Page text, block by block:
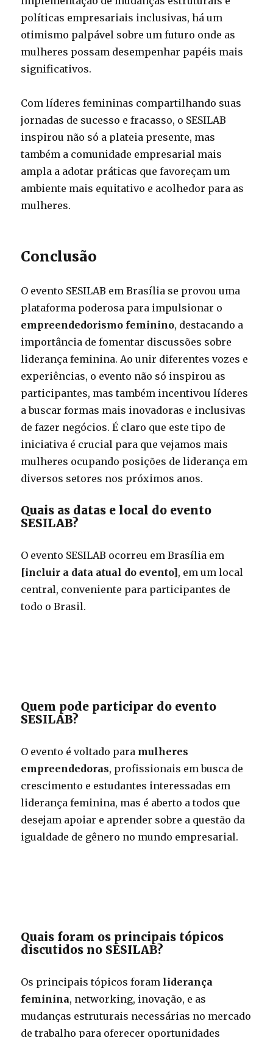
políticas empresariais inclusivas, há um
otimismo palpável sobre um futuro onde as
mulheres possam desempenhar papéis mais
significativos.
Com líderes femininas compartilhando suas
jornadas de sucesso e fracasso, o SESILAB
inspirou não só a plateia presente, mas
também a comunidade empresarial mais
ampla a adotar práticas que favoreçam um
ambiente mais equitativo e acolhedor para as
mulheres.
Conclusão
O evento SESILAB em Brasília se provou uma
plataforma poderosa para impulsionar o
empreendedorismo feminino, destacando a
importância de fomentar discussões sobre
liderança feminina. Ao unir diferentes vozes e
experiências, o evento não só inspirou as
participantes, mas também incentivou líderes
a buscar formas mais inovadoras e inclusivas
de fazer negócios. É claro que este tipo de
iniciativa é crucial para que vejamos mais
mulheres ocupando posições de liderança em
diversos setores nos próximos anos.
Quais as datas e local do evento
SESILAB?
O evento SESILAB ocorreu em Brasília em
[incluir a data atual do evento], em um local
central, conveniente para participantes de
todo o Brasil.
Quem pode participar do evento
SESILAB?
O evento é voltado para mulheres
empreendedoras, profissionais em busca de
crescimento e estudantes interessadas em
liderança feminina, mas é aberto a todos que
desejam apoiar e aprender sobre a questão da
igualdade de gênero no mundo empresarial.
Quais foram os principais tópicos
discutidos no SESILAB?
Os principais tópicos foram liderança
feminina, networking, inovação, e as
mudanças estruturais necessárias no mercado
de trabalho para oferecer oportunidades